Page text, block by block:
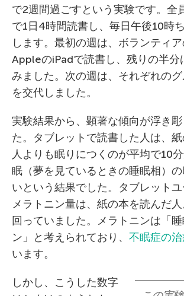
で2週間過ごすという実験です。全
で1日4時間読書し、毎日午後10時
します。最初の週は、ボランティ
AppleのiPadで読書し、残りの半分
みました。次の週は、それぞれの
を交代しました。
実験結果から、顕著な傾向が浮き
た。タブレットで読書した人は、
人よりも眠りにつくのが平均で10
眠（夢を見ているときの睡眠相）
いという結果でした。タブレット
メラトニン量は、紙の本を読んだ
回っていました。メラトニンは「
ン」と考えられており、 不眠症の
います。
しかし、こうした数字